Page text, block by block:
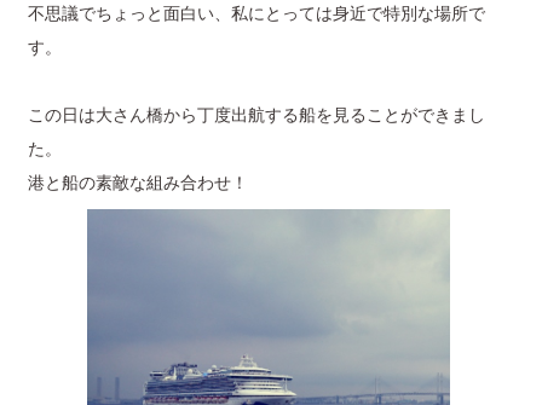
不思議でちょっと面白い、私にとっては身近で特別な場所で
す。
この日は大さん橋から丁度出航する船を見ることができまし
た。
港と船の素敵な組み合わせ！